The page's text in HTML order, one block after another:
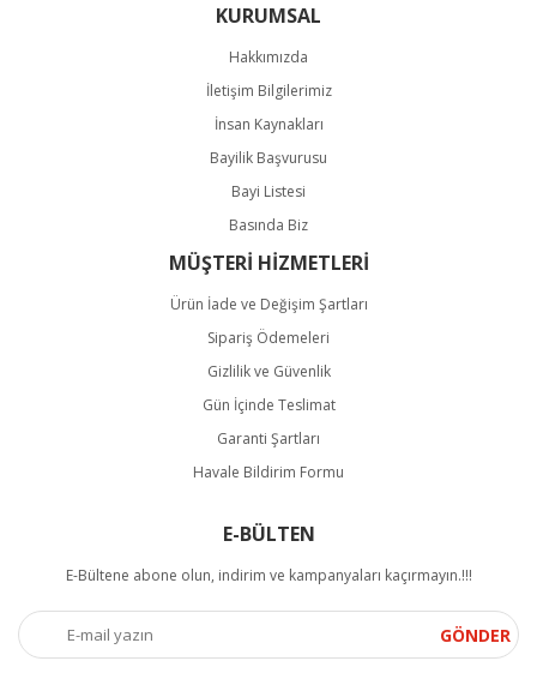
KURUMSAL
Hakkımızda
İletişim Bilgilerimiz
İnsan Kaynakları
Bayilik Başvurusu
Bayi Listesi
Basında Biz
MÜŞTERİ HİZMETLERİ
Ürün İade ve Değişim Şartları
Sipariş Ödemeleri
Gizlilik ve Güvenlik
Gün İçinde Teslimat
Garanti Şartları
Havale Bildirim Formu
E-BÜLTEN
E-Bültene abone olun, indirim ve kampanyaları kaçırmayın.!!!
GÖNDER